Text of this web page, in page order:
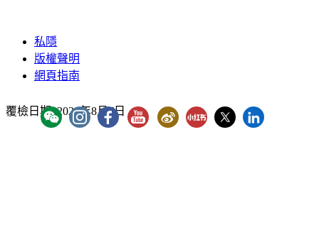
「香港廉政公署」WeChat 官方帳號
"香港廉政公署 Hong Kong ICAC" Instagram
"香港廉政公署 Hong Kong ICAC"
YouTube - ICAC Channel
廉署微博廉署小紅書
廉署X
私隱
版權聲明
網頁指南
覆檢日期:2026年8月7日